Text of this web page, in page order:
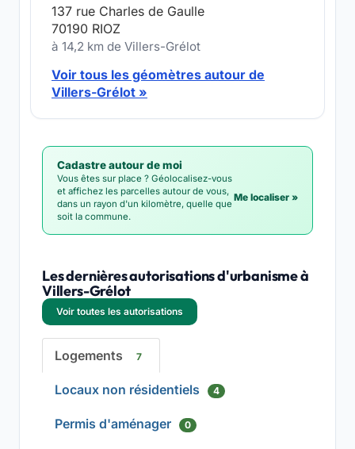
137 rue Charles de Gaulle
70190 RIOZ
à 14,2 km de Villers-Grélot
Voir tous les géomètres autour de
Villers-Grélot »
Cadastre autour de moi
Vous êtes sur place ? Géolocalisez-vous
et affichez les parcelles autour de vous,
dans un rayon d'un kilomètre, quelle que
soit la commune.
Me localiser »
Les dernières autorisations d'urbanisme à
Villers-Grélot
Voir toutes les autorisations
Logements 7
Locaux non résidentiels 4
Permis d'aménager 0